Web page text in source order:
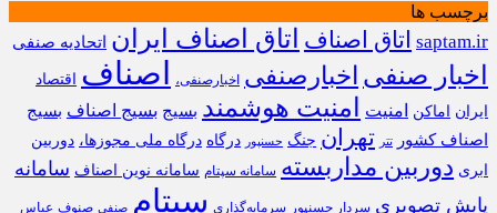
برچسب ها
saptam.ir اتاق اصناف اتاق اصناف ایران اتحادیه صنفی
اخبار صنفی اخبارصنفی اخبارصنفی، اصناف
اقتصاد
ایران
اماکن امنیت امنیت هوشمند بسیج بسیج اصناف بسیج
اصناف کشور
تتر تهران جنگ حسنپور درگاه درگاه ملی مجوزها، دوربین
ابری دوربین مداربسته سامانه سپتام سامانه نوین اصناف سامانه
پایش تصویری سردار حسنپور سرمایه‌گذاری سپتام صنفی صنوف عباس